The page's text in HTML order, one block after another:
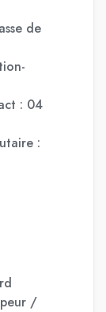
de
: 04
:
/